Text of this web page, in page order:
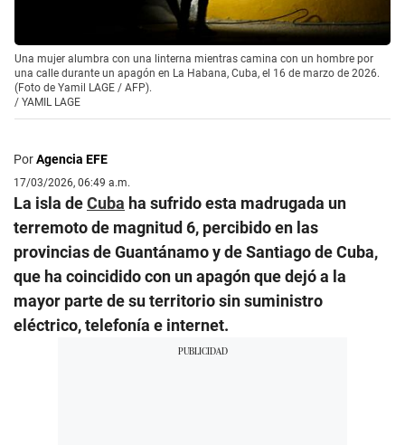
Una mujer alumbra con una linterna mientras camina con un hombre por
una calle durante un apagón en La Habana, Cuba, el 16 de marzo de 2026.
(Foto de Yamil LAGE / AFP).
/ YAMIL LAGE
PorAgencia EFE
17/03/2026, 06:49 a.m.
La isla deCuba ha sufrido esta madrugada un
terremoto de magnitud 6, percibido en las
provincias de Guantánamo y de Santiago de Cuba,
que ha coincidido con un apagón que dejó a la
mayor parte de su territorio sin suministro
eléctrico, telefonía e internet.